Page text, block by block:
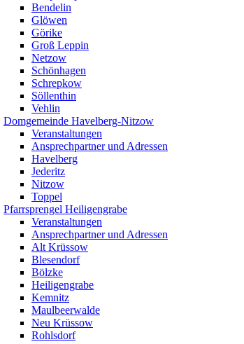
Bendelin
Glöwen
Görike
Groß Leppin
Netzow
Schönhagen
Schrepkow
Söllenthin
Vehlin
Domgemeinde Havelberg-Nitzow
Veranstaltungen
Ansprechpartner und Adressen
Havelberg
Jederitz
Nitzow
Toppel
Pfarrsprengel Heiligengrabe
Veranstaltungen
Ansprechpartner und Adressen
Alt Krüssow
Blesendorf
Bölzke
Heiligengrabe
Kemnitz
Maulbeerwalde
Neu Krüssow
Rohlsdorf